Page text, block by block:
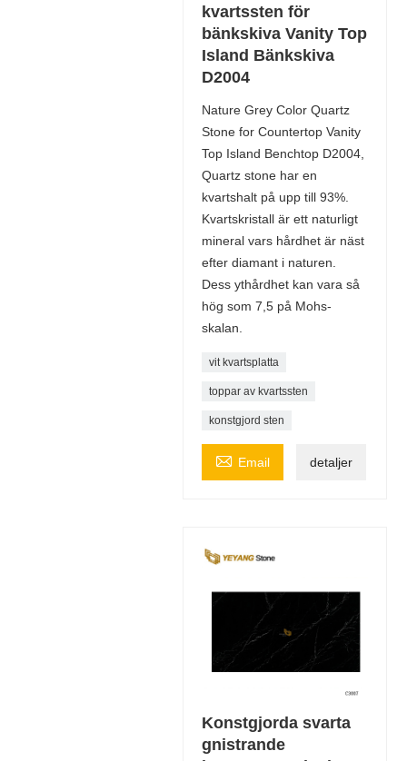
kvartssten för
bänkskiva Vanity Top
Island Bänkskiva
D2004
Nature Grey Color Quartz
Stone for Countertop Vanity
Top Island Benchtop D2004,
Quartz stone har en
kvartshalt på upp till 93%.
Kvartskristall är ett naturligt
mineral vars hårdhet är näst
efter diamant i naturen.
Dess ythårdhet kan vara så
hög som 7,5 på Mohs-
skalan.
vit kvartsplatta
toppar av kvartssten
konstgjord sten
 Email detaljer
Konstgjorda svarta
gnistrande